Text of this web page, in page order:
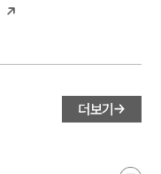
더보기